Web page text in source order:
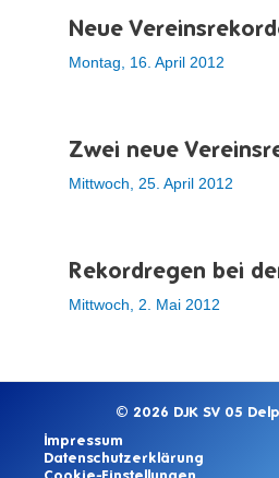
Neue
Montag, 16. April 2012
Zwei neue
Mittwoch, 25. April 2012
Rekordregen bei
Mittwoch, 2. Mai 2012
© 2026 DJK SV 05
Impressum
Datenschutzerklärung